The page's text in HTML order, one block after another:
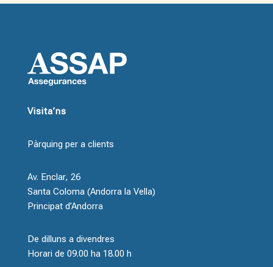
Visita’ns
Pàrquing per a clients
Av. Enclar, 26
Santa Coloma (Andorra la Vella)
Principat d’Andorra
De dilluns a divendres
Horari de 09.00 ha 18.00 h